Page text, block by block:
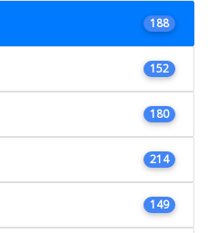
188
152
180
214
149